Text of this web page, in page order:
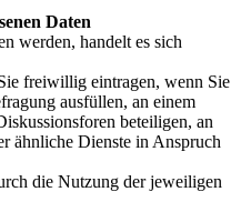
Daten
werden, handelt es sich
freiwillig eintragen, wenn Sie
ausfüllen, an einem
beteiligen, an
ähnliche Dienste in Anspruch
die Nutzung der jeweiligen